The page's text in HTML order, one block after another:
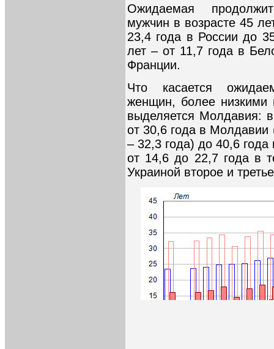
Ожидаемая
мужчин в возрасте 45
23,4 года в России до
лет – от 11,7 года в
Франции.
Что касается
женщин, более низкими
выделяется Молдавия:
от 30,6 года в Молдавии
– 32,3 года) до 40,6
от 14,6 до 22,7 года в
Украиной второе и